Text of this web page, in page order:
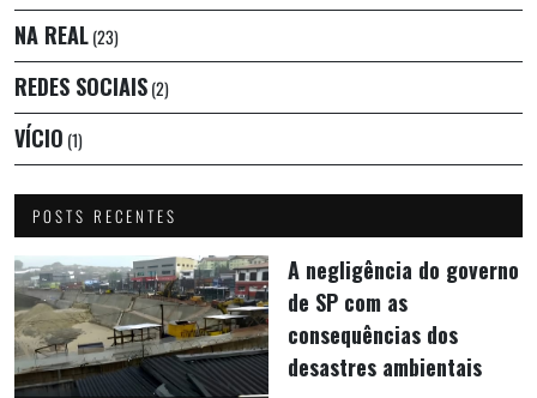
NA REAL(23)
REDES SOCIAIS(2)
VÍCIO (1)
POSTS RECENTES
A negligência do governo
de SP com as
consequências dos
desastres ambientais